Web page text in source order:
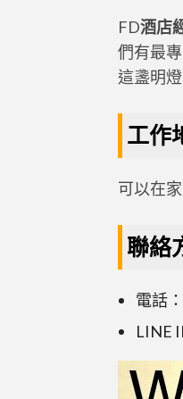
FD酒店
們有最
這盞明燈
工作
可以在
聯絡
電話
LINE